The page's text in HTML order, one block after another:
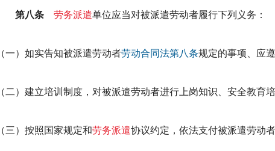
第八条 劳务派遣单位应当对被派遣劳动者履行下列义务：
（一）如实告知被派遣劳动者劳动合同法第八条规定的事项、应
（二）建立培训制度，对被派遣劳动者进行上岗知识、安全教育培
（三）按照国家规定和劳务派遣协议约定，依法支付被派遣劳动